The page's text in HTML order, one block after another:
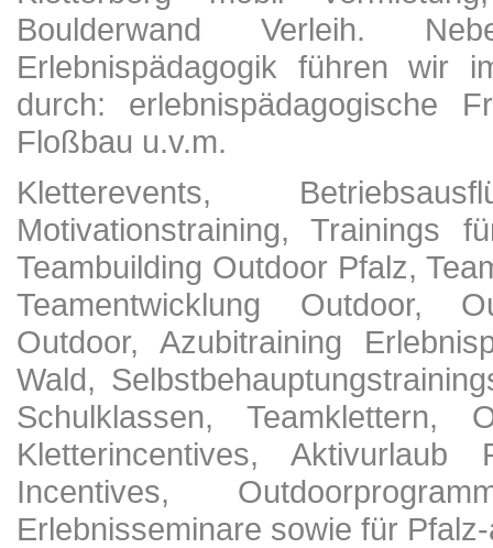
Boulderwand Verleih.
Erlebnispädagogik führen wir
durch: erlebnispädagogische
Floßbau u.v.m.
Kletterevents,
Motivationstraining, Trainings
Teambuilding Outdoor Pfalz,
Teamentwicklung Outdoor,
Outdoor, Azubitraining
Wald,
Schulklassen, Teamklettern,
Kletterincentives,
Incentives,
Erlebnisseminare sowie für